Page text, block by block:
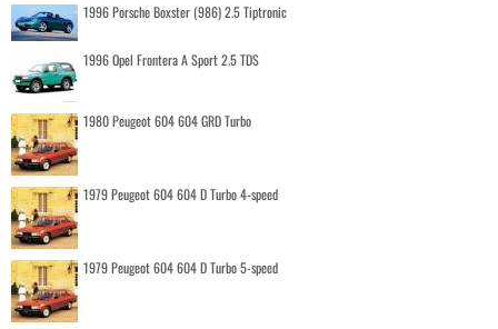
1996 Porsche Boxster (986) 2.5 Tiptronic
1996 Opel Frontera A Sport 2.5 TDS
1980 Peugeot 604 604 GRD Turbo
1979 Peugeot 604 604 D Turbo 4-speed
1979 Peugeot 604 604 D Turbo 5-speed